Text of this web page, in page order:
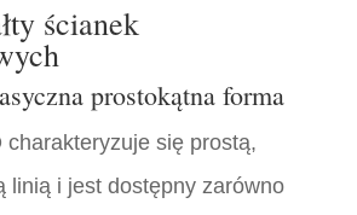
ścianek
prostokątna forma
charakteryzuje się prostą,
linią i jest dostępny zarówno